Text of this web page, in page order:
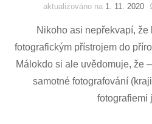
aktualizováno na 1. 11. 2020
Nikoho asi nepřekvapí, že
fotografickým přístrojem do
Málokdo si ale uvědomuje, že
samotné fotografování
fotografiemi